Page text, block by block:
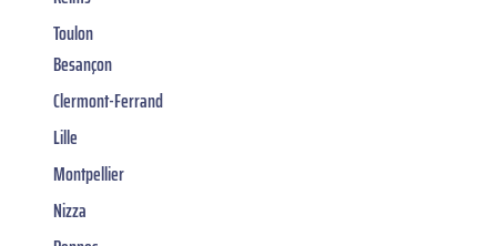
Toulon
Besançon
Clermont-Ferrand
Lille
Montpellier
Nizza